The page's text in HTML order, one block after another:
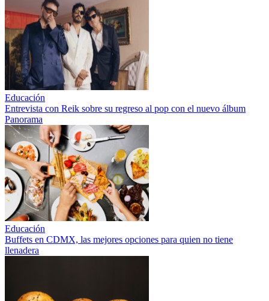
Educación
Entrevista con Reik sobre su regreso al pop con el nuevo álbum
Panorama
Educación
Buffets en CDMX, las mejores opciones para quien no tiene
llenadera